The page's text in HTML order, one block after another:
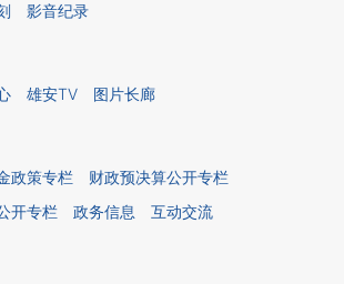
影音纪录
雄安TV 图片长廊
政策专栏
财政预决算公开专栏
开专栏
政务信息 互动交流